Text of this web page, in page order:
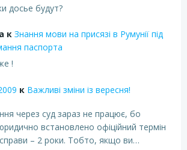
досье будут?
к Знання мови на присязі в Румунії під
паспорта
!
к Важливі зміни із вересня!
через суд зараз не працює, бо
встановлено офіційний термін
– 2 роки. Тобто, якщо ви…